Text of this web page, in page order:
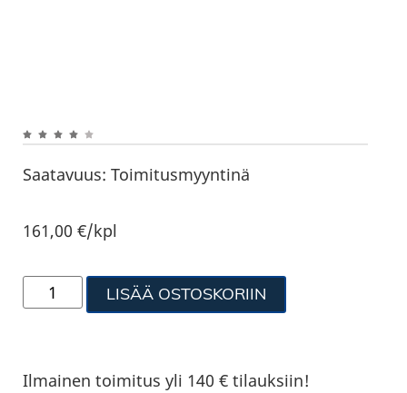
Saatavuus: Toimitusmyyntinä
161,00€/kpl
LISÄÄ OSTOSKORIIN
Ilmainen toimitus yli 140 € tilauksiin!